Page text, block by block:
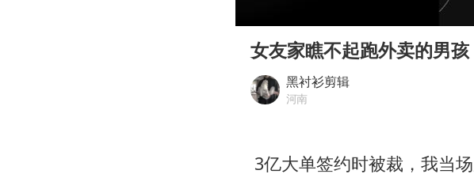
台州《告全体
女子被狗舔脚
刘伟任延安市
女友家瞧不起跑外卖的男孩
黑衬衫剪辑
河南
3亿大单签约时被裁，我当